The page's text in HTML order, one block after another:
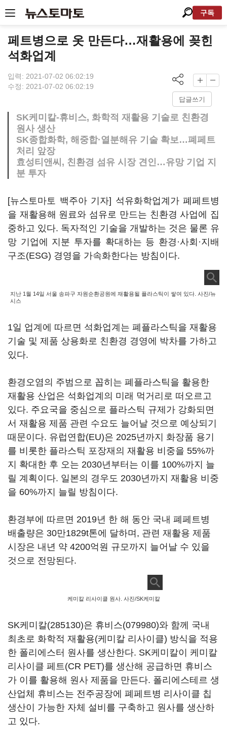
구독
페트병으로 옷 만든다…재활용에 꽂힌
석화업계
입력: 2021-07-02 06:02:19
수정: 2021-07-02 06:02:19
답글쓰기
SK케미칼-휴비스, 화학적 재활용 기술로 친환경
원사 생산
SK종합화학, 해중합·열분해유 기술 확보…폐페트
처리 앞장
효성티앤씨, 친환경 섬유 시장 견인…유망 기업 지
분 투자
[뉴스토마토 백주아 기자] 석유화학업계가 폐페트병
을 재활용해 원료와 섬유로 만드는 친환경 사업에 집
중하고 있다. 독자적인 기술을 개발하는 것은 물론 유
망 기업에 지분 투자를 확대하는 등 환경·사회·지배
구조(ESG) 경영을 가속화한다는 방침이다.
지난 1월 14일 서울 송파구 자원순환공원에 재활용될 플라스틱이 쌓여 있다. 사진/뉴
시스
1일 업계에 따르면 석화업계는 폐플라스틱을 재활용
기술 및 제품 상용화로 친환경 경영에 박차를 가하고
있다.
환경오염의 주범으로 꼽히는 폐플라스틱을 활용한
재활용 산업은 석화업계의 미래 먹거리로 떠오르고
있다. 주요국을 중심으로 플라스틱 규제가 강화되면
서 재활용 제품 관련 수요도 늘어날 것으로 예상되기
때문이다. 유럽연합(EU)은 2025년까지 화장품 용기
를 비롯한 플라스틱 포장재의 재활용 비중을 55%까
지 확대한 후 오는 2030년부터는 이를 100%까지 늘
릴 계획이다. 일본의 경우도 2030년까지 재활용 비중
을 60%까지 늘릴 방침이다.
환경부에 따르면 2019년 한 해 동안 국내 폐페트병
배출량은 30만1829t톤에 달하며, 관련 재활용 제품
시장은 내년 약 4200억원 규모까지 늘어날 수 있을
것으로 전망된다.
케미칼 리사이클 원사. 사진/SK케미칼
SK케미칼(285130)은 휴비스(079980)와 함께 국내
최초로 화학적 재활용(케미칼 리사이클) 방식을 적용
한 폴리에스터 원사를 생산한다. SK케미칼이 케미칼
리사이클 페트(CR PET)를 생산해 공급하면 휴비스
가 이를 활용해 원사 제품을 만든다. 폴리에스테르 생
산업체 휴비스는 전주공장에 폐페트병 리사이클 칩
생산이 가능한 자체 설비를 구축하고 원사를 생산하
고 있다.